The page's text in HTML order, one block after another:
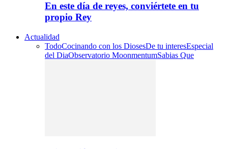
En este día de reyes, conviértete en tu
propio Rey
Actualidad
TodoCocinando con los DiosesDe tu interesEspecial
del DiaObservatorio MoonmentumSabias Que